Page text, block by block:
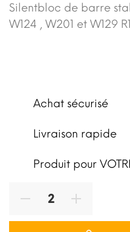
Silentbloc de barre
W124 , W201 et W129
Achat sécurisé
Livraison rapide
Produit pour